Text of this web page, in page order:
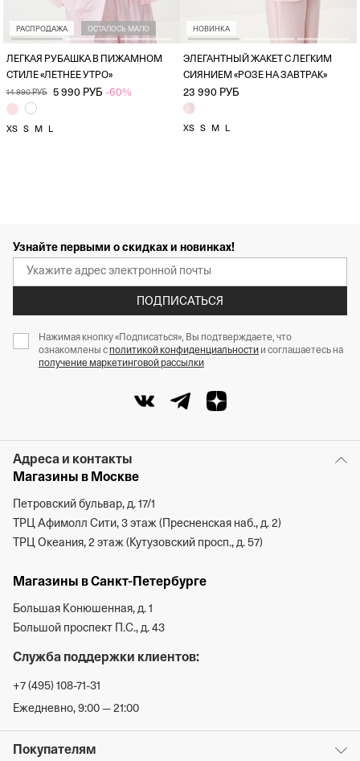
РАСПРОДАЖА ОСТАЛОСЬ МАЛО
ЛЕГКАЯ РУБАШКА В ПИЖАМНОМ
СТИЛЕ «ЛЕТНЕЕ УТРО»
14 990 РУБ 5 990 РУБ -60%
XS S M L
НОВИНКА
ЭЛЕГАНТНЫЙ ЖАКЕТ С ЛЕГКИМ
СИЯНИЕМ «РОЗЕ НА ЗАВТРАК»
23 990 РУБ
XS S M L
Узнайте первыми о скидках и новинках!
ПОДПИСАТЬСЯ
Нажимая кнопку «Подписаться», Вы подтверждаете, что
ознакомлены с политикой конфиденциальности и соглашаетесь на
получение маркетинговой рассылки
Адреса и контакты
Магазины в Москве
Петровский бульвар, д. 17/1
ТРЦ Афимолл Сити, 3 этаж (Пресненская наб., д. 2)
ТРЦ Океания, 2 этаж (Кутузовский просп., д. 57)
Магазины в Санкт-Петербурге
Большая Конюшенная, д. 1
Большой проспект П.С., д. 43
Служба поддержки клиентов:
+7 (495) 108-71-31
Ежедневно, 9:00 — 21:00
Покупателям